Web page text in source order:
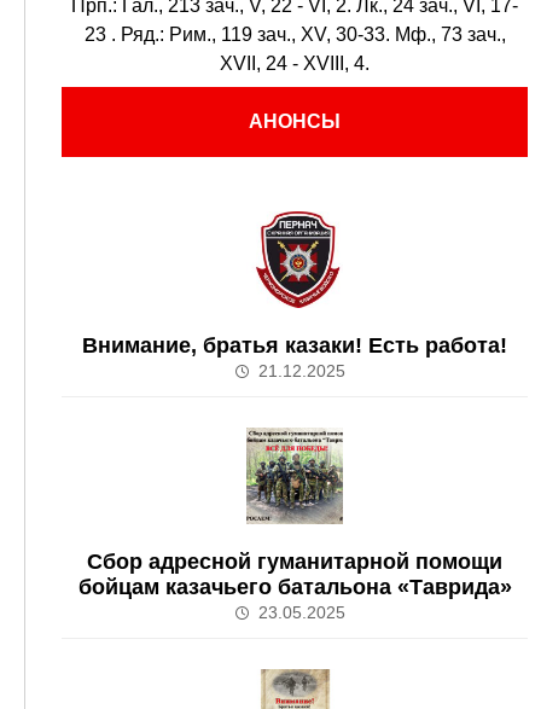
Прп.: Гал., 213 зач., V, 22 - VI, 2. Лк., 24 зач., VI, 17-
23 . Ряд.: Рим., 119 зач., XV, 30-33. Мф., 73 зач.,
XVII, 24 - XVIII, 4.
АНОНСЫ
Внимание, братья казаки! Есть работа!
21.12.2025
Сбор адресной гуманитарной помощи
бойцам казачьего батальона «Таврида»
23.05.2025